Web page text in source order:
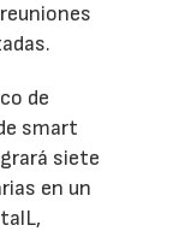
de
smart
siete
en un